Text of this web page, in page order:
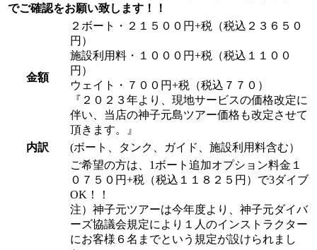
でご確認をお願い致します！！
金額
２ボート・２１５００円+税（税込２３６５０
円）
施設利用料・１０００円+税（税込１１００
円）
ウェイト・７００円+税（税込７７０）
『２０２３年より、現地サービスの価格改定に
伴い、当店の神子元島ツアー価格も改定させて
頂きます。』
内訳
(ボート、タンク、ガイド、施設利用料含む）
ご希望の方は、1ボート追加オプション料金１
０７５０円+税（税込１１８２５円）で3ダイブ
OK！！
注）神子元ツアーは今年度より、神子元ダイバ
ーズ協議会規定により１人のインストラクター
にお客様６名までという規定が設けられまし